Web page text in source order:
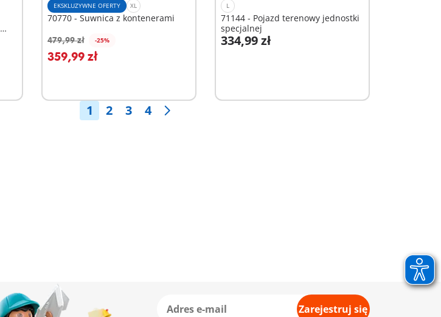
EKSKLUZYWNE OFERTY XL
70770 - Suwnica z kontenerami
479,99 zł -25%
359,99 zł
Dodaj do koszyka
L
71144 - Pojazd terenowy jednostki
specjalnej
334,99 zł
Dodaj do koszyka
1 2 3 4
Zarejestruj się